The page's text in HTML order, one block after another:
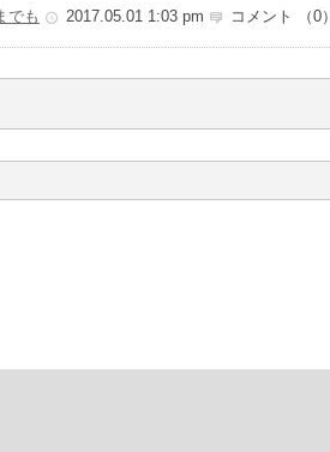
でも 2017.05.01 1:03 pm コメント （0）